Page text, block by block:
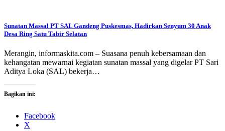
Sunatan Massal PT SAL Gandeng Puskesmas, Hadirkan Senyum 30 Anak
Desa Ring Satu Tabir Selatan
Merangin, informaskita.com – Suasana penuh kebersamaan dan
kehangatan mewarnai kegiatan sunatan massal yang digelar PT Sari
Aditya Loka (SAL) bekerja…
Bagikan ini:
Facebook
X